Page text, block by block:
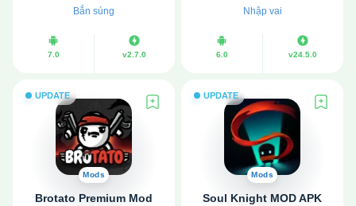
đá quý)
Bắn súng
7.0 v2.7.0
ngọc, mọi thứ)
Nhập vai
6.0 v24.5.0
UPDATE
Mods
Brotato Premium Mod
UPDATE
Mods
Soul Knight MOD APK